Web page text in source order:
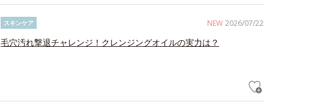
NEW 2026/07/22
スキンケア
毛穴汚れ撃退チャレンジ！クレンジングオイルの実力は？